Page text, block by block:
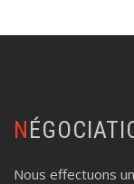
Nous effectuons